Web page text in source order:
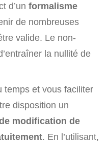
d’un formalisme
de nombreuses
valide. Le non-
la nullité de
temps et vous faciliter
disposition un
modification de
. En l’utilisant,